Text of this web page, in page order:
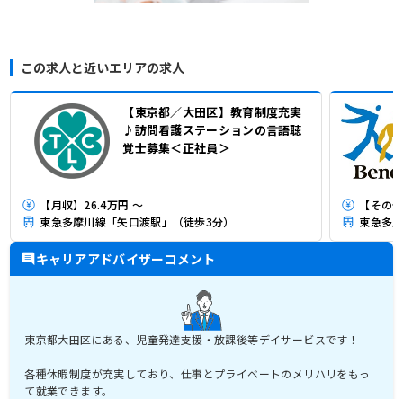
この求人と近いエリアの求人
【東京都／大田区】教育制度充実
♪訪問看護ステーションの言語聴
覚士募集＜正社員＞
【月収】26.4万円 ～
東急多摩川線「矢口渡駅」（徒歩3分）
【その
東急多
キャリアアドバイザーコメント
東京都大田区にある、児童発達支援・放課後等デイサービスです！
各種休暇制度が充実しており、仕事とプライベートのメリハリをもっ
て就業できます。